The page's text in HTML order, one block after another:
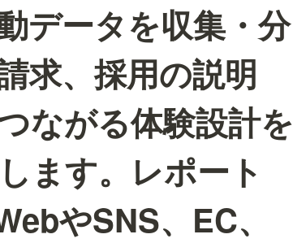
データを収集・分
求、採用の説明
ながる体験設計を
ます。レポート
やSNS、EC、